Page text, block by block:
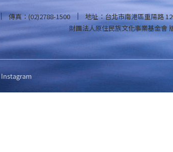
傳真：(02)2788-1500
地址：台北市南港區重陽路
財團法人原住民族文化事業基金會
Instagram